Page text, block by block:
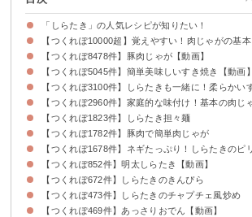
「しらたき」の人気レシピが知りたい！
【つくれぽ10000超】覚えやすい！肉じゃがの基本
【つくれぽ8478件】豚肉じゃが【動画】
【つくれぽ5045件】簡単美味しいすき焼き【動画】
【つくれぽ3100件】しらたきも一緒に！柔らかい
【つくれぽ2960件】家庭的な味付け！基本の肉じ
【つくれぽ1823件】しらたき担々麺
【つくれぽ1782件】豚肉で簡単肉じゃが
【つくれぽ1678件】ネギたっぷり！しらたきのピ
【つくれぽ852件】明太しらたき【動画】
【つくれぽ672件】しらたきのきんぴら
【つくれぽ473件】しらたきのチャプチェ風炒め
【つくれぽ469件】あっさりおでん【動画】